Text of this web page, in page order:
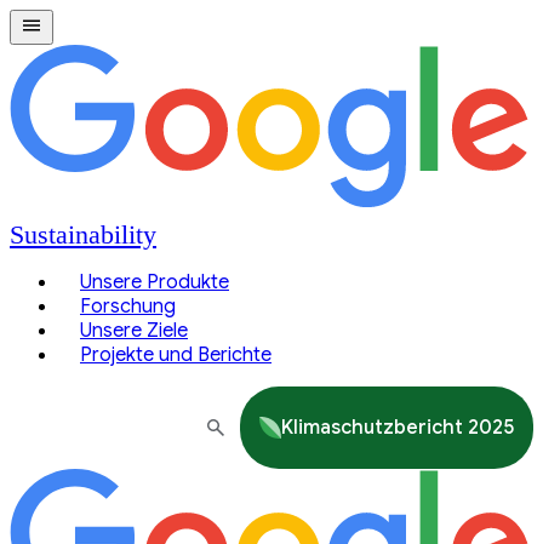
Sustainability
Unsere Produkte
Forschung
Unsere Ziele
Projekte und Berichte
Klimaschutzbericht 2025